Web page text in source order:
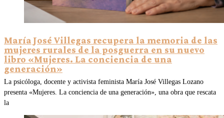
María José Villegas recupera la memoria de las
mujeres rurales de la posguerra en su nuevo
libro «Mujeres. La conciencia de una
generación»
La psicóloga, docente y activista feminista María José Villegas Lozano
presenta «Mujeres. La conciencia de una generación», una obra que rescata
la